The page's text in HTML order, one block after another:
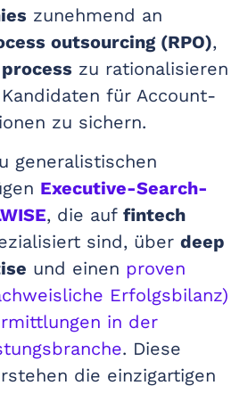
zunehmend an
outsourcing (RPO),
zu rationalisieren
für Account-
zu sichern.
generalistischen
Executive-Search-
, die auf fintech
sind, über deep
und einen proven
Erfolgsbilanz)
in der
. Diese
die einzigartigen